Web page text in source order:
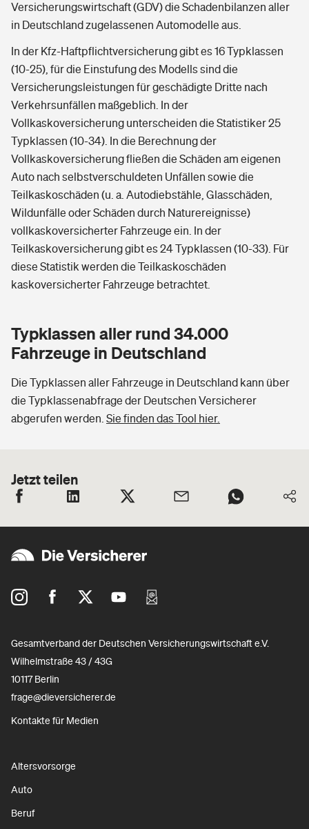
Versicherungswirtschaft (GDV) die Schadenbilanzen aller
in Deutschland zugelassenen Automodelle aus.
In der Kfz-Haftpflichtversicherung gibt es 16 Typklassen
(10-25), für die Einstufung des Modells sind die
Versicherungsleistungen für geschädigte Dritte nach
Verkehrsunfällen maßgeblich. In der
Vollkaskoversicherung unterscheiden die Statistiker 25
Typklassen (10-34). In die Berechnung der
Vollkaskoversicherung fließen die Schäden am eigenen
Auto nach selbstverschuldeten Unfällen sowie die
Teilkaskoschäden (u. a. Autodiebstähle, Glasschäden,
Wildunfälle oder Schäden durch Naturereignisse)
vollkaskoversicherter Fahrzeuge ein. In der
Teilkaskoversicherung gibt es 24 Typklassen (10-33). Für
diese Statistik werden die Teilkaskoschäden
kaskoversicherter Fahrzeuge betrachtet.
Typklassen aller rund 34.000
Fahrzeuge in Deutschland
Die Typklassen aller Fahrzeuge in Deutschland kann über
die Typklassenabfrage der Deutschen Versicherer
abgerufen werden. Sie finden das Tool hier.
Jetzt teilen
Gesamtverband der Deutschen Versicherungswirtschaft e.V.
Wilhelmstraße 43 / 43G
10117 Berlin
frage@dieversicherer.de
Kontakte für Medien
Altersvorsorge
Auto
Beruf